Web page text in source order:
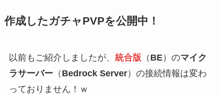
作成したガチャPVPを公開中！
以前もご紹介しましたが、 統合版 （ BE）のマイク
ラサーバー （ Bedrock Server）の接続情報は変わ
っておりません！ｗ